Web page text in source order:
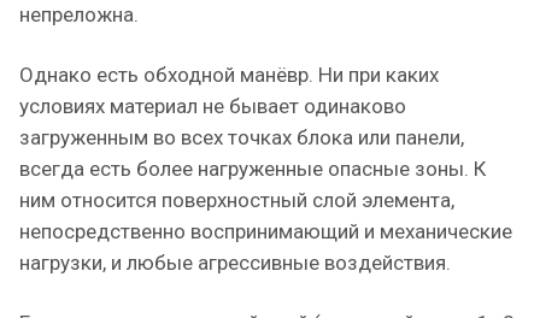
непреложна.
Однако есть обходной манёвр. Ни при каких
условиях материал не бывает одинаково
загруженным во всех точках блока или панели,
всегда есть более нагруженные опасные зоны. К
ним относится поверхностный слой элемента,
непосредственно воспринимающий и механические
нагрузки, и любые агрессивные воздействия.